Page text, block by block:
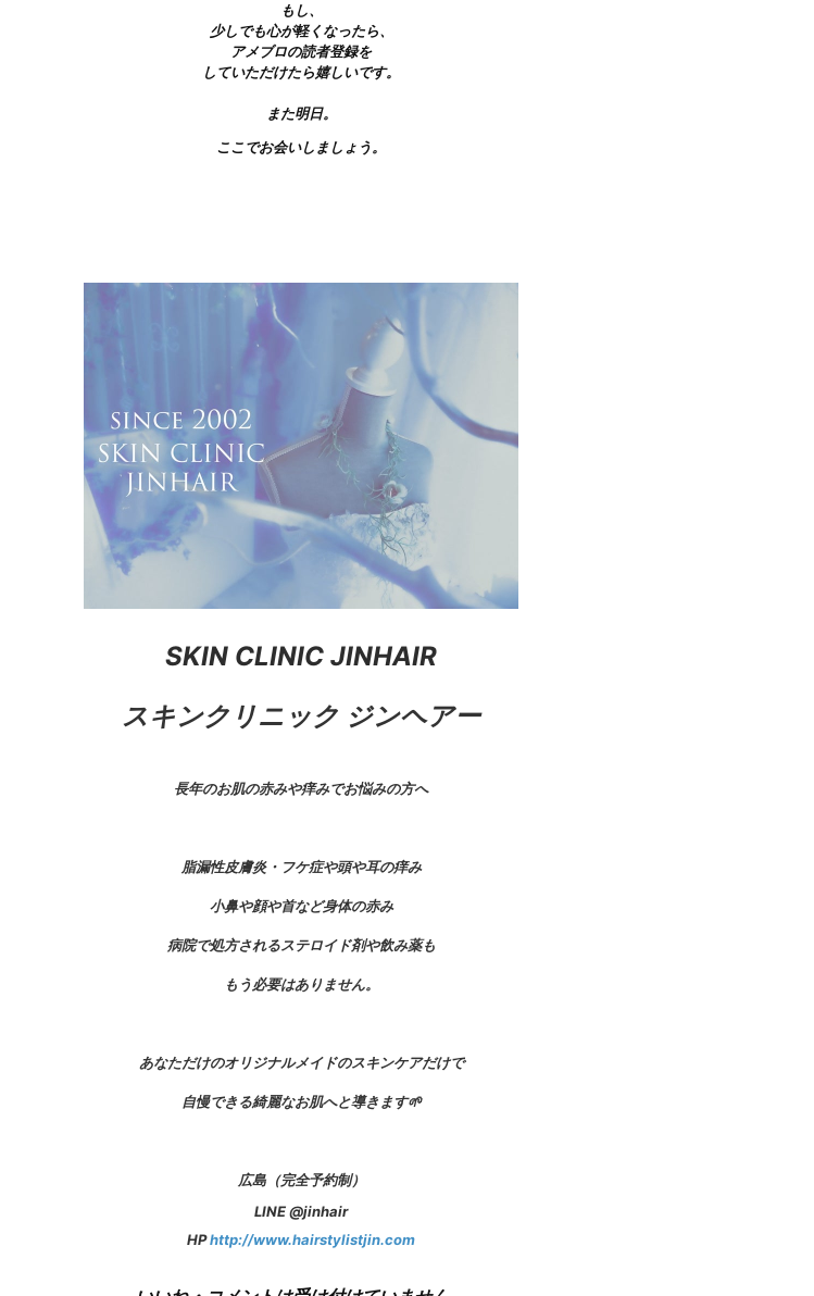
もし、
少しでも心が軽くなったら、
アメブロの読者登録を
していただけたら嬉しいです。
また明日。
ここでお会いしましょう。
SKIN CLINIC JINHAIR
スキンクリニック ジンヘアー
長年のお肌の赤みや痒みでお悩みの方へ
脂漏性皮膚炎・フケ症や頭や耳の痒み
小鼻や顔や首など身体の赤み
病院で処方されるステロイド剤や飲み薬も
もう必要はありません。
あなただけのオリジナルメイドのスキンケアだけで
自慢できる綺麗なお肌へと導きます🌱
広島（完全予約制）
LINE @jinhair
HPhttp://www.hairstylistjin.com